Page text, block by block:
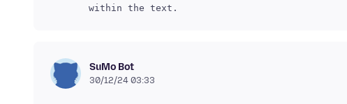
SuMo Bot
30/12/24 03:33